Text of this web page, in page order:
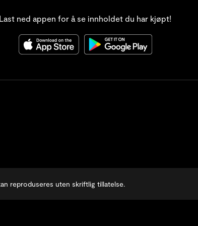
Last ned appen for å se innholdet du har kjøpt!
reproduseres uten skriftlig tillatelse.